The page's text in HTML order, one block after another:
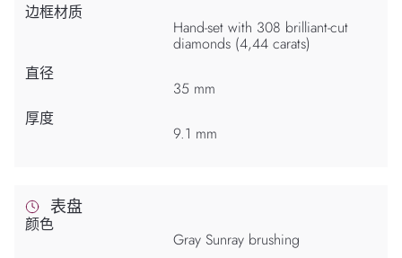
边框材质
Hand-set with 308 brilliant-cut
diamonds (4,44 carats)
直径
35 mm
厚度
9.1 mm
表盘
颜色
Gray Sunray brushing